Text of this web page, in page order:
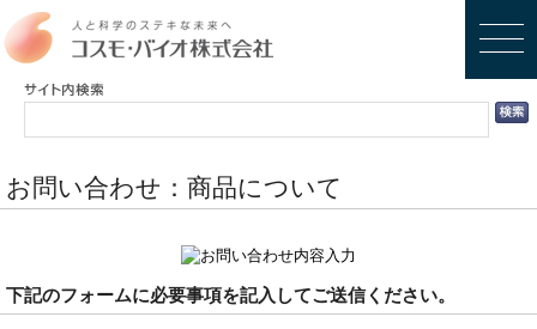
お問い合わせ：商品について
下記のフォームに必要事項を記入してご送信ください。